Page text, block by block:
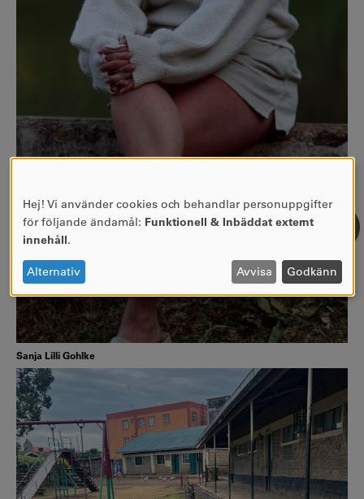
Sanja Lilli Gohlke
ANVÄNDNING
AV
OCH
COOKIES
Hej! Vi använder cookies och behandlar personuppgifter
för följande ändamål: Funktionell & Inbäddat externt
innehåll.
Alternativ Avvisa Godkänn